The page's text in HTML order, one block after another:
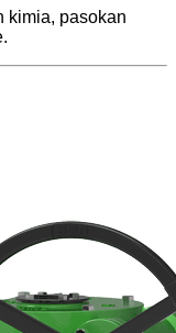
kimia, pasokan